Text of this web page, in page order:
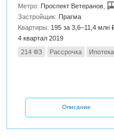
Метро: Проспект Ветеранов
Застройщик: Прагма
Квартиры: 195 за 3,6–11,4 млн
4 квартал 2019
214 ФЗ
Рассрочка Ипотека
Описание